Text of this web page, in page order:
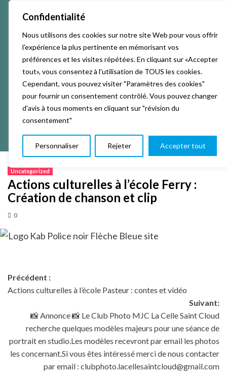
Confidentialité
Nous utilisons des cookies sur notre site Web pour vous offrir
l'expérience la plus pertinente en mémorisant vos
préférences et les visites répétées. En cliquant sur «Accepter
tout», vous consentez à l'utilisation de TOUS les cookies.
Cependant, vous pouvez visiter "Paramètres des cookies"
pour fournir un consentement contrôlé. Vous pouvez changer
d'avis à tous moments en cliquant sur "révision du
consentement"
Personnaliser Rejeter Accepter tout
Événements Studios L’association
La vie de La KAB’ Club
Uncategorized
Actions culturelles à l’école Ferry :
Création de chanson et clip
0
Précédent :
Actions culturelles à l’école Pasteur : contes et vidéo
Suivant:
📸 Annonce 📸 Le Club Photo MJC La Celle Saint Cloud
recherche quelques modèles majeurs pour une séance de
portrait en studio.Les modèles recevront par email les photos
les concernant.Si vous êtes intéressé merci de nous contacter
par email : clubphoto.lacellesaintcloud@gmail.com